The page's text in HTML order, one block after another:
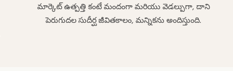
మార్కెట్ ఉత్పత్తి కంటే మందంగా మరియు వెడల్పుగా, దాని
పెరుగుదల సుదీర్ఘ జీవితకాలం, మన్నికను అందిస్తుంది.